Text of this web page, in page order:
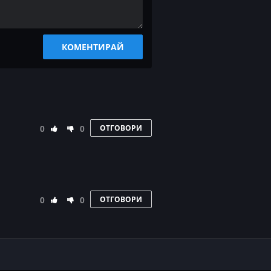
КОМЕНТИРАЙ
0 0 ОТГОВОРИ
0 0 ОТГОВОРИ